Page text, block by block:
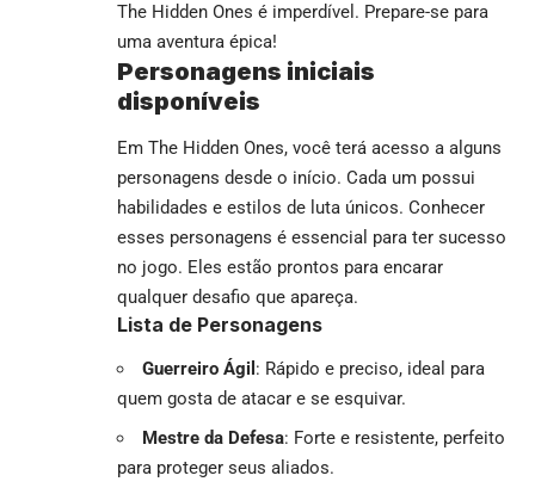
The Hidden Ones é imperdível. Prepare-se para
uma aventura épica!
Personagens iniciais
disponíveis
Em The Hidden Ones, você terá acesso a alguns
personagens desde o início. Cada um possui
habilidades e estilos de luta únicos. Conhecer
esses personagens é essencial para ter sucesso
no jogo. Eles estão prontos para encarar
qualquer desafio que apareça.
Lista de Personagens
Guerreiro Ágil : Rápido e preciso, ideal para
quem gosta de atacar e se esquivar.
Mestre da Defesa: Forte e resistente, perfeito
para proteger seus aliados.